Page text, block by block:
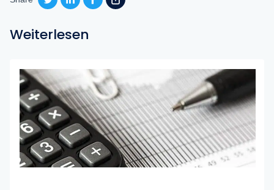
Weiterlesen